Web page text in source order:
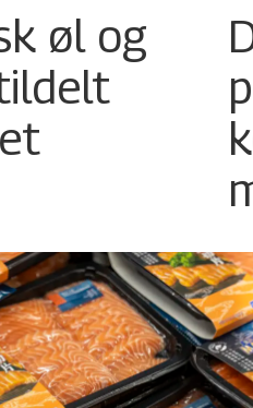
øl og